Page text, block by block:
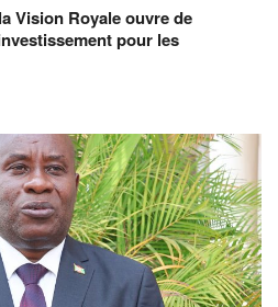
Vision Royale ouvre de
pour les